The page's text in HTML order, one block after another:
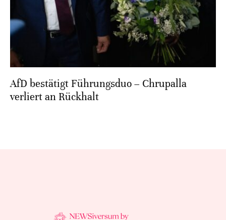
AfD bestätigt Führungsduo – Chrupalla
verliert an Rückhalt